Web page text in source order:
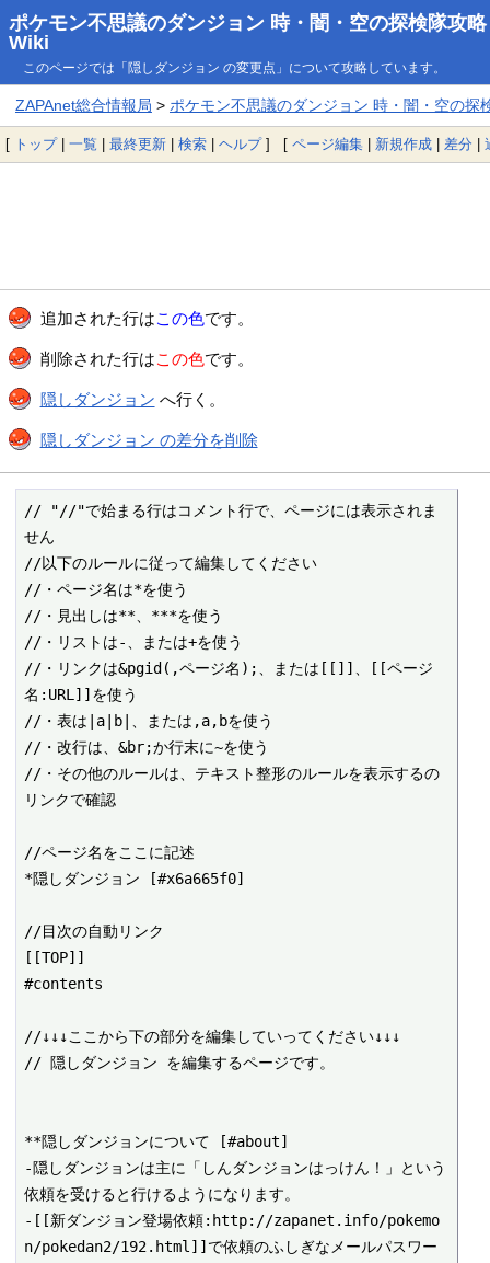
ポケモン不思議のダンジョン 時・闇・空の探検隊攻略
Wiki
このページでは「隠しダンジョン の変更点」について攻略しています。
ZAPAnet総合情報局 > ポケモン不思議のダンジョン 時・闇・空の探
[ トップ| 一覧 | 最終更新 | 検索 | ヘルプ] [ ページ編集 | 新規作成 | 差分 |
追加された行はこの色です。
削除された行はこの色です。
隠しダンジョン へ行く。
隠しダンジョン の差分を削除
// "//"で始まる行はコメント行で、ページには表示されま
せん
//以下のルールに従って編集してください
//・ページ名は*を使う
//・見出しは**、***を使う
//・リストは-、または+を使う
//・リンクは&pgid(,ページ名);、または[[]]、[[ページ
名:URL]]を使う
//・表は|a|b|、または,a,bを使う
//・改行は、&br;か行末に~を使う
//・その他のルールは、テキスト整形のルールを表示するの
リンクで確認
//ページ名をここに記述
*隠しダンジョン [#x6a665f0]
//目次の自動リンク
[[TOP]]
#contents
//↓↓↓ここから下の部分を編集していってください↓↓↓
// 隠しダンジョン を編集するページです。
**隠しダンジョンについて [#about]
-隠しダンジョンは主に「しんダンジョンはっけん！」という
依頼を受けると行けるようになります。
-[[新ダンジョン登場依頼:http://zapanet.info/pokemo
n/pokedan2/192.html]]で依頼のふしぎなメールパスワー